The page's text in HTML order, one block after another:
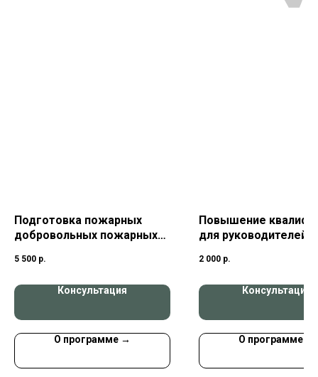
Подготовка пожарных
добровольных пожарных
5 500 р.
Консультация
О программе →
Повышение
для руководителей
назначенных
организации
обеспечение
безопасности на
одновременно
2 000 р.
Консультация
О программе →